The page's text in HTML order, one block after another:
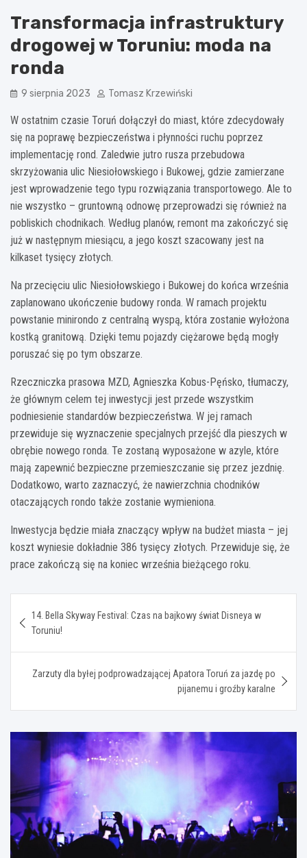
Transformacja infrastruktury
drogowej w Toruniu: moda na
ronda
9 sierpnia 2023 Tomasz Krzewiński
W ostatnim czasie Toruń dołączył do miast, które zdecydowały
się na poprawę bezpieczeństwa i płynności ruchu poprzez
implementację rond. Zaledwie jutro rusza przebudowa
skrzyżowania ulic Niesiołowskiego i Bukowej, gdzie zamierzane
jest wprowadzenie tego typu rozwiązania transportowego. Ale to
nie wszystko – gruntowną odnowę przeprowadzi się również na
pobliskich chodnikach. Według planów, remont ma zakończyć się
już w następnym miesiącu, a jego koszt szacowany jest na
kilkaset tysięcy złotych.
Na przecięciu ulic Niesiołowskiego i Bukowej do końca września
zaplanowano ukończenie budowy ronda. W ramach projektu
powstanie minirondo z centralną wyspą, która zostanie wyłożona
kostką granitową. Dzięki temu pojazdy ciężarowe będą mogły
poruszać się po tym obszarze.
Rzeczniczka prasowa MZD, Agnieszka Kobus-Pęńsko, tłumaczy,
że głównym celem tej inwestycji jest przede wszystkim
podniesienie standardów bezpieczeństwa. W jej ramach
przewiduje się wyznaczenie specjalnych przejść dla pieszych w
obrębie nowego ronda. Te zostaną wyposażone w azyle, które
mają zapewnić bezpieczne przemieszczanie się przez jezdnię.
Dodatkowo, warto zaznaczyć, że nawierzchnia chodników
otaczających rondo także zostanie wymieniona.
Inwestycja będzie miała znaczący wpływ na budżet miasta – jej
koszt wyniesie dokładnie 386 tysięcy złotych. Przewiduje się, że
prace zakończą się na koniec września bieżącego roku.
wpisu
14. Bella Skyway Festival: Czas na bajkowy świat Disneya w
Toruniu!
Zarzuty dla byłej podprowadzającej Apatora Toruń za jazdę po
pijanemu i groźby karalne